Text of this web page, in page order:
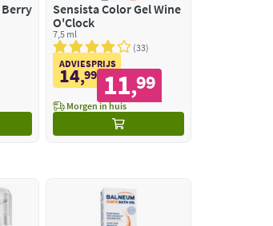
Sensista Color Gel Wine
O'Clock
7,5 ml
33
ADVIESPRIJS
14,99 11,99
Morgen in huis